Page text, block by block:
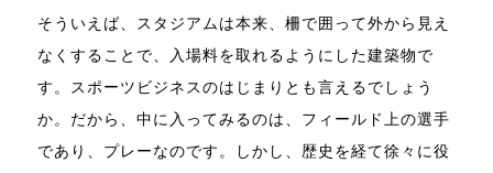
そういえば、スタジアムは本来、柵で囲って外から見え
なくすることで、入場料を取れるようにした建築物で
す。スポーツビジネスのはじまりとも言えるでしょう
か。だから、中に入ってみるのは、フィールド上の選手
であり、プレーなのです。しかし、歴史を経て徐々に役